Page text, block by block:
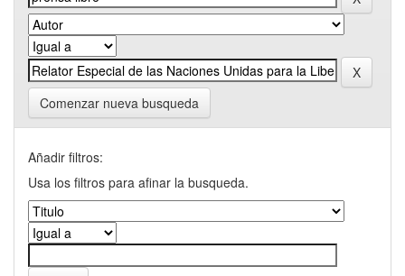
Comenzar nueva busqueda
Añadir filtros:
Usa los filtros para afinar la busqueda.